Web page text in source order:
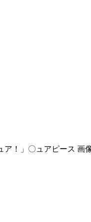
ア！」〇ュアピース 画